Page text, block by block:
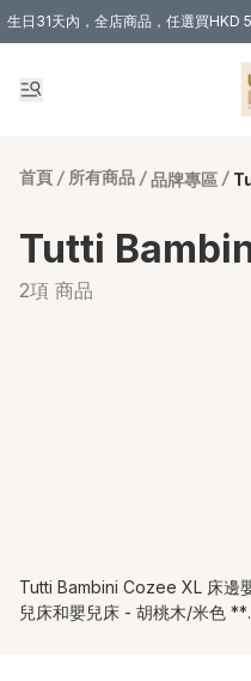
生日31天內，全店商品，任選買
購物滿 HKD 300.00即享免運費優惠
首頁 / 所有商品 / 品牌專區 /
Tutti
2項 商品
Tutti Bambini Cozee XL 床邊
兒床和嬰兒床 - 胡桃木/米色 **